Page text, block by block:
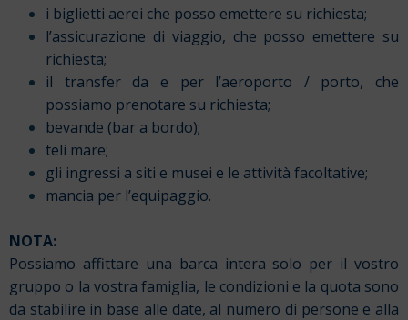
i biglietti aerei che posso emettere su richiesta;
l’assicurazione di viaggio, che posso emettere su
richiesta;
il transfer da e per l’aeroporto / porto, che
possiamo prenotare su richiesta;
bevande (bar a bordo);
teli mare;
gli ingressi a siti e musei e le attività facoltative;
mancia per l’equipaggio.
NOTA:
Possiamo affittare una barca intera solo per il vostro
gruppo o la vostra famiglia, le condizioni e la quota sono
da stabilire in base alle date, al numero di persone e alla